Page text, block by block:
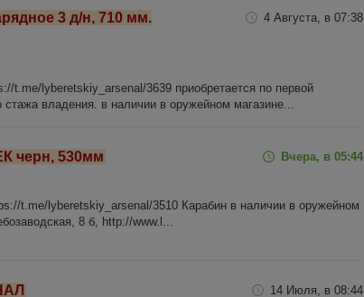
3 д/н, 710 мм.
4 Августа, в 07:38
t.me/lyberetskiy_arsenal/3639 приобретается по первой
владения. в наличии в оружейном магазине...
черн, 530мм Вчера, в 05:44
t.me/lyberetskiy_arsenal/3510 Карабин в наличии в оружейном
8 б, http://www.l...
14 Июля, в 08:44